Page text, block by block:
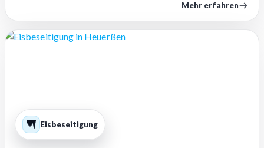
Mehr erfahren
Eisbeseitigung